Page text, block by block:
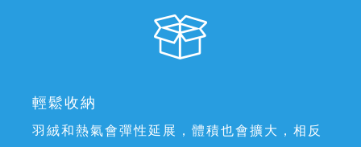
輕鬆收納
羽絨和熱氣會彈性延展，體積也會擴大，相反